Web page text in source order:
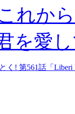
れか
を愛
! 第561話「Liberi